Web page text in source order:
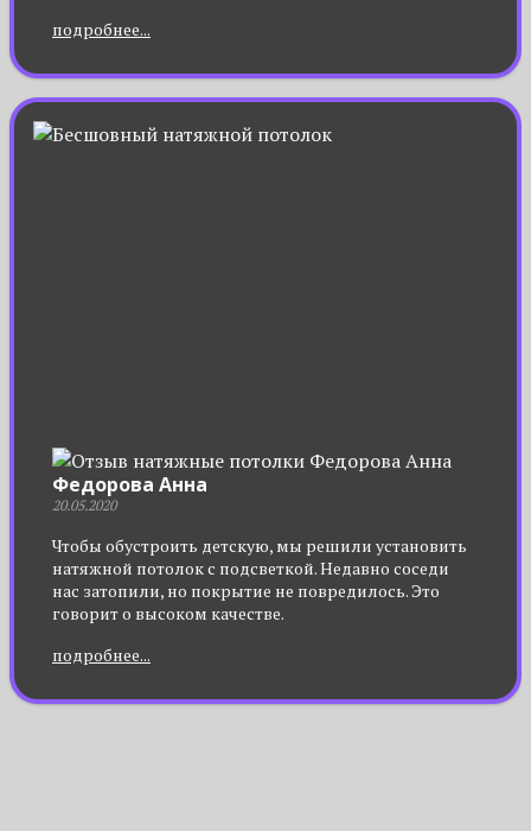
полгода, но вид потолочной части остался
подробнее...
Федорова Анна
20.05.2020
Чтобы обустроить детскую, мы решили установить
натяжной потолок с подсветкой. Недавно соседи
нас затопили, но покрытие не повредилось. Это
говорит о высоком качестве.
подробнее...